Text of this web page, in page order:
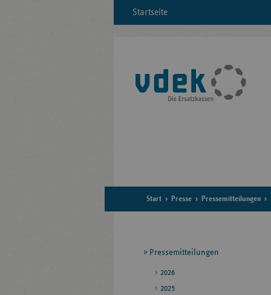
Startseite
Start Presse Pressemitteilungen
Seitennavigation
Pressemitteilungen
2026
2025